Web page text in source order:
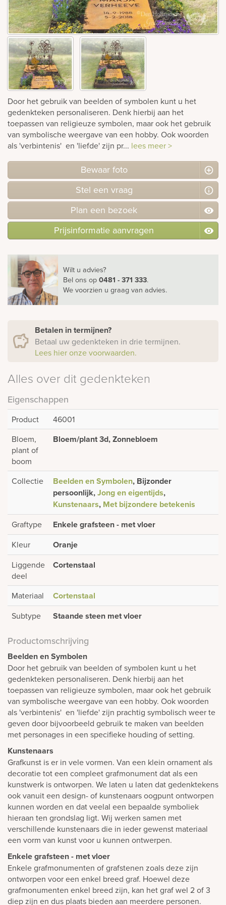
Bekijk
ook:
Door het gebruik van beelden of symbolen kunt u het
gedenkteken personaliseren. Denk hierbij aan het
toepassen van religieuze symbolen, maar ook het gebruik
van symbolische weergave van een hobby. Ook woorden
als 'verbintenis' en 'liefde' zijn pr... lees meer >
Bewaar foto
Stel een vraag
Plan een bezoek
Prijsinformatie aanvragen
Wilt u advies?
Bel ons op0481 - 371 333.
We voorzien u graag van advies.
Betalen in termijnen?
Betaal uw gedenkteken in drie termijnen.
Lees hier onze voorwaarden.
Alles over dit gedenkteken
Eigenschappen
Product
46001
Bloem,
plant of
boom
Bloem/plant 3d, Zonnebloem
Collectie Beelden en Symbolen, Bijzonder
persoonlijk,Jong en eigentijds,
Kunstenaars, Met bijzondere betekenis
Graftype Enkele grafsteen - met vloer
Kleur Oranje
Liggende
deel
Cortenstaal
Materiaal Cortenstaal
Subtype Staande steen met vloer
Productomschrijving
Beelden en Symbolen
Door het gebruik van beelden of symbolen kunt u het
gedenkteken personaliseren. Denk hierbij aan het
toepassen van religieuze symbolen, maar ook het gebruik
van symbolische weergave van een hobby. Ook woorden
als 'verbintenis' en 'liefde' zijn prachtig symbolisch weer te
geven door bijvoorbeeld gebruik te maken van beelden
met personages in een specifieke houding of setting.
Kunstenaars
Grafkunst is er in vele vormen. Van een klein ornament als
decoratie tot een compleet grafmonument dat als een
kunstwerk is ontworpen. We laten u laten dat gedenktekens
ook vanuit een design- of kunstenaars oogpunt ontworpen
kunnen worden en dat veelal een bepaalde symboliek
hieraan ten grondslag ligt. Wij werken samen met
verschillende kunstenaars die in ieder gewenst materiaal
een vorm van kunst voor u kunnen ontwerpen.
Enkele grafsteen - met vloer
Enkele grafmonumenten of grafstenen zoals deze zijn
ontworpen voor een enkel breed graf. Hoewel deze
grafmonumenten enkel breed zijn, kan het graf wel 2 of 3
diep zijn en dus plaats bieden aan meerdere personen.